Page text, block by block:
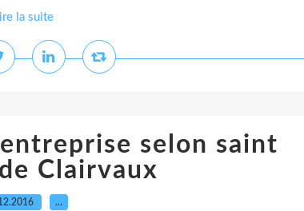
la suite
selon saint
Clairvaux
…